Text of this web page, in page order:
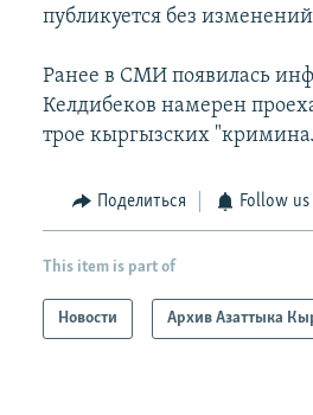
публикуется без
Ранее в СМИ появилась
Келдибеков намерен
трое кыргызских
Поделиться Follow us
This item is part of
Новости Архив Азаттыка